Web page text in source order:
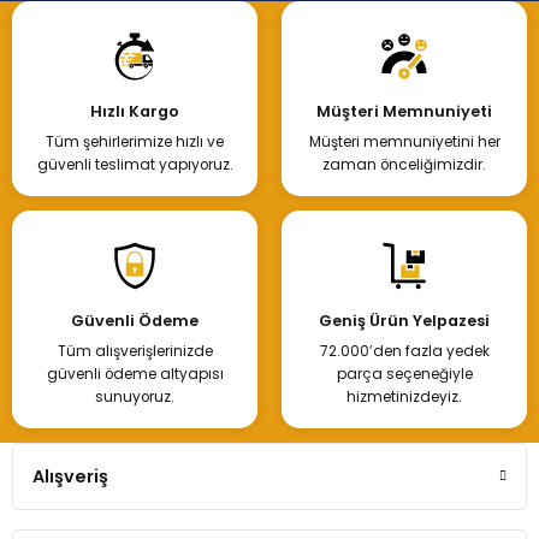
Hızlı Kargo
Tüm şehirlerimize hızlı ve
güvenli teslimat yapıyoruz.
Müşteri Memnuniyeti
Müşteri memnuniyetini her
zaman önceliğimizdir.
Güvenli Ödeme
Tüm alışverişlerinizde
güvenli ödeme altyapısı
sunuyoruz.
Geniş Ürün Yelpazesi
72.000’den fazla yedek
parça seçeneğiyle
hizmetinizdeyiz.
Alışveriş